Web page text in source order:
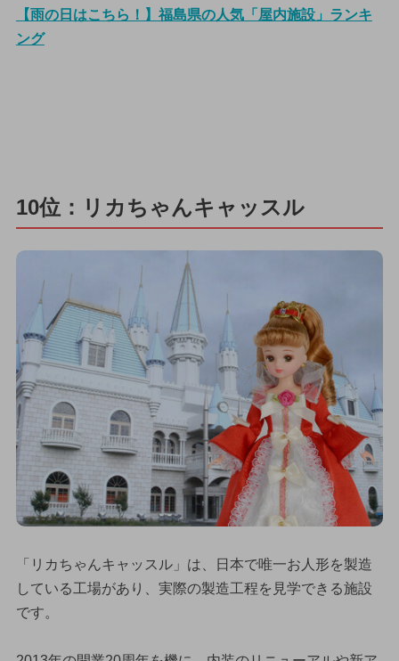
【雨の日はこちら！】福島県の人気「屋内施設」ランキ
ング
10位：リカちゃんキャッスル
「リカちゃんキャッスル」は、日本で唯一お人形を製造
している工場があり、実際の製造工程を見学できる施設
です。